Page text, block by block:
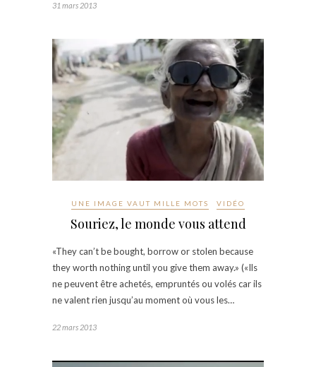
31 mars 2013
UNE IMAGE VAUT MILLE MOTS VIDÉO
Souriez, le monde vous attend
«They can’t be bought, borrow or stolen because
they worth nothing until you give them away.» («Ils
ne peuvent être achetés, empruntés ou volés car ils
ne valent rien jusqu’au moment où vous les…
22 mars 2013